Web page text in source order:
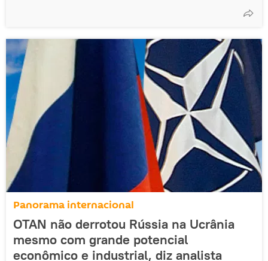
Panorama internacional
OTAN não derrotou Rússia na Ucrânia
mesmo com grande potencial
econômico e industrial, diz analista